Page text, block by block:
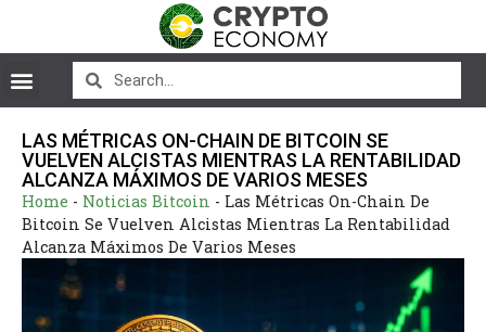
LAS MÉTRICAS ON-CHAIN DE BITCOIN SE
VUELVEN ALCISTAS MIENTRAS LA RENTABILIDAD
ALCANZA MÁXIMOS DE VARIOS MESES
Home - Noticias Bitcoin - Las Métricas On-Chain De
Bitcoin Se Vuelven Alcistas Mientras La Rentabilidad
Alcanza Máximos De Varios Meses